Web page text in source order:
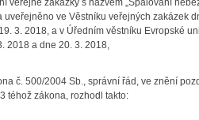
zakázky s názvem „Spalování
ve Věstníku veřejných zakázek
3. 2018, a v Úředním věstníku Evropské
2018 a dne 20. 3. 2018,
č. 500/2004 Sb., správní řád, ve znění
téhož zákona, rozhodl takto: